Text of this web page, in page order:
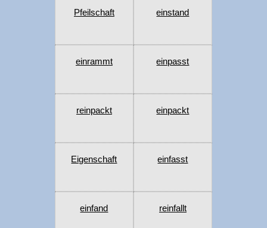
Pfeilschaft einstand
einrammt einpasst
reinpackt einpackt
Eigenschaft einfasst
einfand reinfallt